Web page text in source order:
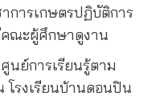
การเกษตรปฏิบัติการ
คณะผู้ศึกษาดูงาน
นย์การเรียนรู้ตาม
รงเรียนบ้านดอนปิน